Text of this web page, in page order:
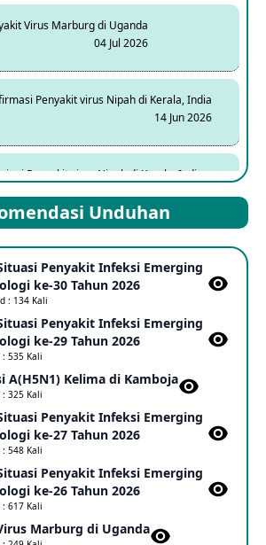
Virus Marburg di Uganda
04 Jul 2026
Penyakit virus Nipah di Kerala, India
14 Jun 2026
Penyakit virus Nipah di Kerala, India
1b di Taiwan
25 May 2026
PHEIC Penyakit Ebola
23 May 2026
Outbreak Penyakit Ebola di RD Kongo dan
PHEIC
17 May 2026
Ebola di RD Kongo
16 May 2026
Unduhan
Penyakit Infeksi Emerging
ke-30 Tahun 2026
: 134 Kali
Penyakit Infeksi Emerging
ke-29 Tahun 2026
535 Kali
A(H5N1) Kelima di Kamboja​
325 Kali
Penyakit Infeksi Emerging
ke-27 Tahun 2026
548 Kali
Penyakit Infeksi Emerging
ke-26 Tahun 2026
617 Kali
Marburg di Uganda